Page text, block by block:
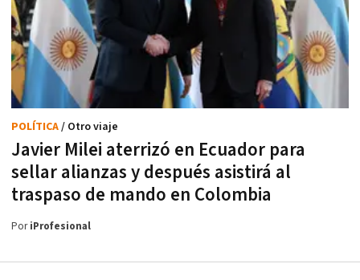
Javier Milei aterrizó en Ecuador para
sellar alianzas y después asistirá al
traspaso de mando en Colombia
POLÍTICA/ Otro viaje
PoriProfesional